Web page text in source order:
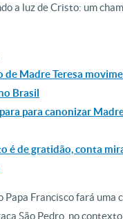
a luz de Cristo: um
de Madre Teresa
Brasil
para canonizar
é de gratidão, conta
Papa Francisco fará uma
São Pedro, no